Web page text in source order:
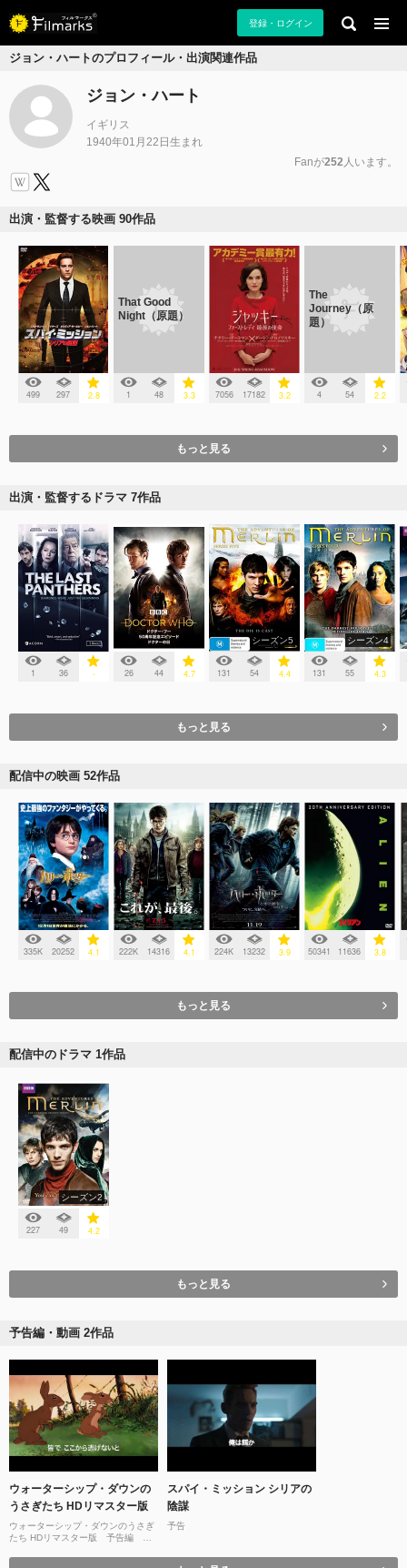
登録・ログイン
ジョン・ハートのプロフィール・出演関連作品
ジョン・ハート
イギリス
1940年01月22日生まれ
Fanが252 人います。
出演・監督する映画 90作品
499 297 2.8
That Good
Night（原題）
1 48 3.3 7056 17182 3.2
The
Journey（原
題）
4 54 2.2
もっと見る
出演・監督するドラマ 7作品
1 36 - 26 44 4.7
シーズン5
131 54 4.4
シーズン4
131 55 4.3
もっと見る
配信中の映画 52作品
335K 20252 4.1 222K 14316 4.1 224K 13232 3.9 50341 11636 3.8
もっと見る
配信中のドラマ 1作品
シーズン2
227 49 4.2
もっと見る
予告編・動画 2作品
ウォーターシップ・ダウンの
うさぎたち HDリマスター版
ウォーターシップ・ダウンのうさぎ
たち HDリマスター版 予告編 １
スパイ・ミッション シリアの
陰謀
予告